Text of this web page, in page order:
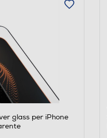
glass per iPhone